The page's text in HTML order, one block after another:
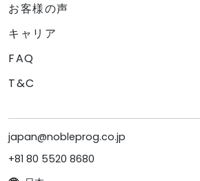
お客様の声
キャリア
FAQ
T&C
japan@nobleprog.co.jp
+81 80 5520 8680